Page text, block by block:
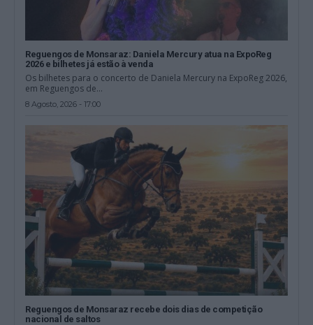
Reguengos de Monsaraz: Daniela Mercury atua na ExpoReg
2026 e bilhetes já estão à venda
Os bilhetes para o concerto de Daniela Mercury na ExpoReg 2026,
em Reguengos de...
8 Agosto, 2026 - 17:00
Reguengos de Monsaraz recebe dois dias de competição
nacional de saltos